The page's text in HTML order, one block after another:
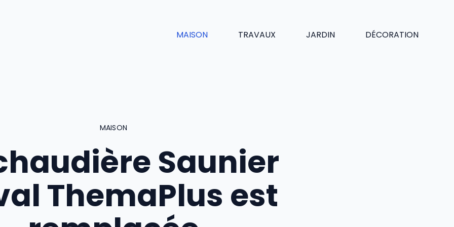
MAISON TRAVAUX JARDIN DÉCORATION
MAISON
Saunier
ThemaPlus est